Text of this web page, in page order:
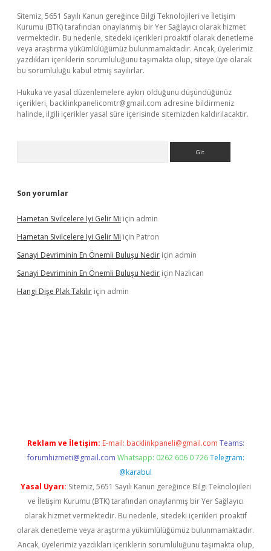
Sitemiz, 5651 Sayılı Kanun gereğince Bilgi Teknolojileri ve İletişim
Kurumu (BTK) tarafından onaylanmış bir Yer Sağlayıcı olarak hizmet
vermektedir. Bu nedenle, sitedeki içerikleri proaktif olarak denetleme
veya araştırma yükümlülüğümüz bulunmamaktadır. Ancak, üyelerimiz
yazdıkları içeriklerin sorumluluğunu taşımakta olup, siteye üye olarak
bu sorumluluğu kabul etmiş sayılırlar.
Hukuka ve yasal düzenlemelere aykırı olduğunu düşündüğünüz
içerikleri, backlinkpanelicomtr@gmail.com adresine bildirmeniz
halinde, ilgili içerikler yasal süre içerisinde sitemizden kaldırılacaktır.
Son yorumlar
Hametan Sivilcelere Iyi Gelir Mi için admin
Hametan Sivilcelere Iyi Gelir Mi için Patron
Sanayi Devriminin En Önemli Buluşu Nedir için admin
Sanayi Devriminin En Önemli Buluşu Nedir için Nazlıcan
Hangi Dişe Plak Takılır için admin
Reklam ve İletişim: E-mail: backlinkpaneli@gmail.com Teams:
forumhizmeti@gmail.com Whatsapp: 0262 606 0 726 Telegram:
@karabul
Yasal Uyarı: Sitemiz, 5651 Sayılı Kanun gereğince Bilgi Teknolojileri
ve İletişim Kurumu (BTK) tarafından onaylanmış bir Yer Sağlayıcı
olarak hizmet vermektedir. Bu nedenle, sitedeki içerikleri proaktif
olarak denetleme veya araştırma yükümlülüğümüz bulunmamaktadır.
Ancak, üyelerimiz yazdıkları içeriklerin sorumluluğunu taşımakta olup,